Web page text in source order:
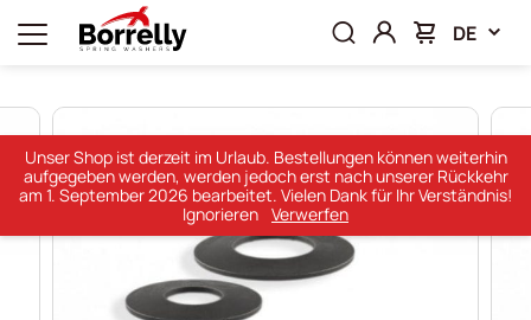
DE
Unser Shop ist derzeit im Urlaub. Bestellungen können weiterhin
aufgegeben werden, werden jedoch erst nach unserer Rückkehr
am 1. September 2026 bearbeitet. Vielen Dank für Ihr Verständnis!
Ignorieren Verwerfen